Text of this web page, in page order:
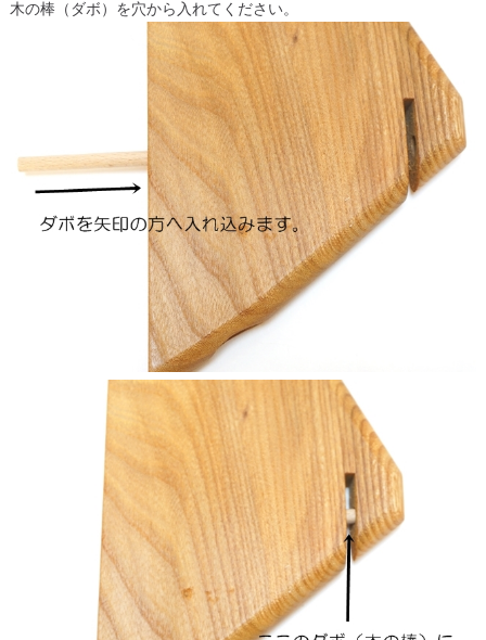
木の棒（ダボ）を穴から入れてください。